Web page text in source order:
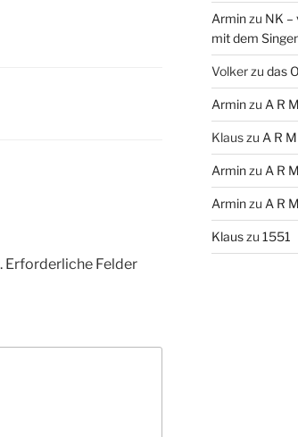
Erforderliche Felder
Arminzu NK –
mit dem
Volkerzu das
Arminzu A R
Klauszu A R
Arminzu A R
Arminzu A R
Klauszu 1551